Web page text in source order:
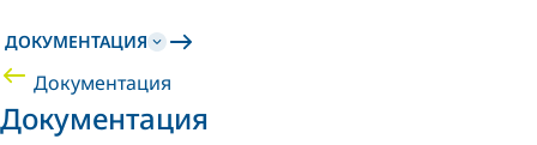
ДОКУМЕНТАЦИЯ
Документация
Документация